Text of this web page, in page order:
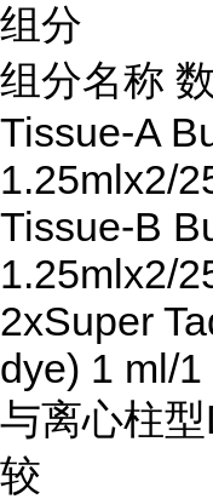
组分
组分名称
Tissue-A
1.25mlx2/
Tissue-B
1.25mlx2/
2xSuper
dye) 1 ml/
与离心柱
较